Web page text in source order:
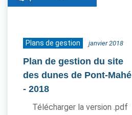
Plans de gestion janvier 2018
Plan de gestion du site
des dunes de Pont-Mahé
- 2018
Télécharger la version .pdf